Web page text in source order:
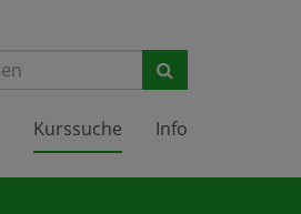
Suchen
Kurssuche Info